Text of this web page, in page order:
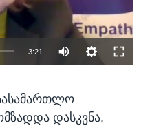
3:21
დასკვნა,